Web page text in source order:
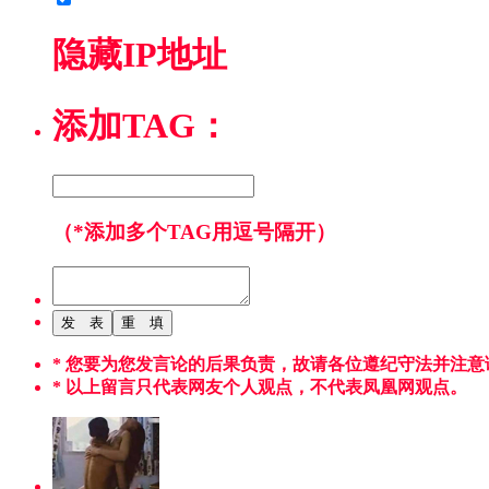
隐藏IP地址
添加TAG：
（*添加多个TAG用逗号隔开）
* 您要为您发言论的后果负责，故请各位遵纪守法并注意
* 以上留言只代表网友个人观点，不代表凤凰网观点。